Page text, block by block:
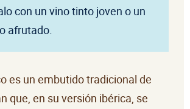
con un vino tinto joven o un
afrutado.
es un embutido tradicional de
que, en su versión ibérica, se